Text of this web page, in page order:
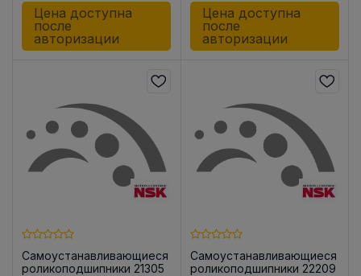
Цена доступна
после
авторизации
Цена доступна
после
авторизации
Самоустанавливающиеся
роликоподшипники 21305
Самоустанавливающиеся
роликоподшипники 22209